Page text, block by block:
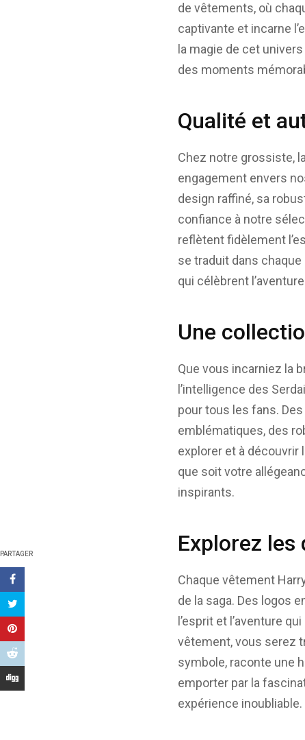
PARTAGER
de vêtements, où
captivante et incarne
la magie de cet
des moments
Qualité et
Chez notre grossiste,
engagement envers
design raffiné, sa
confiance à notre
reflètent fidèlement
se traduit dans
qui célèbrent
Une
Que vous incarniez la
l’intelligence des
pour tous les fans.
emblématiques, des
explorer et à découvrir
que soit votre
inspirants.
Explorez
Chaque vêtement
de la saga. Des logos
l’esprit et l’aventure
vêtement, vous serez
symbole, raconte une
emporter par la
expérience inoubliable.